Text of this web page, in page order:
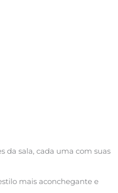
da sala, cada uma com suas
mais aconchegante e